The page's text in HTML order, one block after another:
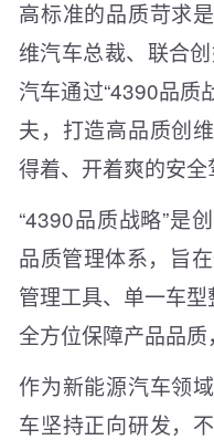
高标准的品质苛求
维汽车总裁、联合
汽车通过“4390品质
夫，打造高品质创
得着、开着爽的安全
“4390品质战略”是
品质管理体系，旨
管理工具、单一车型
全方位保障产品品质
作为新能源汽车领
车坚持正向研发，